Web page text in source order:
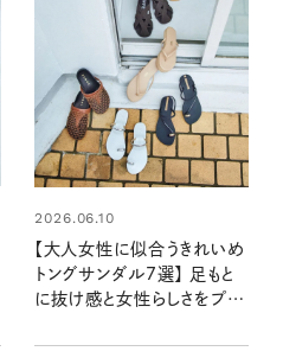
2026.06.10
【大人女性に似合うきれいめ
トングサンダル7選】 足もと
に抜け感と女性らしさをプラ